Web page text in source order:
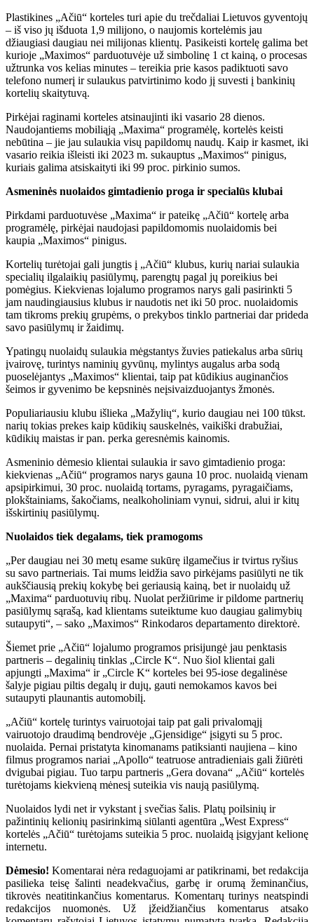
Plastikines „Ačiū“ korteles turi apie du trečdaliai Lietuvos gyventojų
– iš viso jų išduota 1,9 milijono, o naujomis kortelėmis jau
džiaugiasi daugiau nei milijonas klientų. Pasikeisti kortelę galima bet
kurioje „Maximos“ parduotuvėje už simbolinę 1 ct kainą, o procesas
užtrunka vos kelias minutes – tereikia prie kasos padiktuoti savo
telefono numerį ir sulaukus patvirtinimo kodo jį suvesti į bankinių
kortelių skaitytuvą.
Pirkėjai raginami korteles atsinaujinti iki vasario 28 dienos.
Naudojantiems mobiliąją „Maxima“ programėlę, kortelės keisti
nebūtina – jie jau sulaukia visų papildomų naudų. Kaip ir kasmet, iki
vasario reikia išleisti iki 2023 m. sukauptus „Maximos“ pinigus,
kuriais galima atsiskaityti iki 99 proc. pirkinio sumos.
Asmeninės nuolaidos gimtadienio proga ir specialūs klubai
Pirkdami parduotuvėse „Maxima“ ir pateikę „Ačiū“ kortelę arba
programėlę, pirkėjai naudojasi papildomomis nuolaidomis bei
kaupia „Maximos“ pinigus.
Kortelių turėtojai gali jungtis į „Ačiū“ klubus, kurių nariai sulaukia
specialių ilgalaikių pasiūlymų, parengtų pagal jų poreikius bei
pomėgius. Kiekvienas lojalumo programos narys gali pasirinkti 5
jam naudingiausius klubus ir naudotis net iki 50 proc. nuolaidomis
tam tikroms prekių grupėms, o prekybos tinklo partneriai dar prideda
savo pasiūlymų ir žaidimų.
Ypatingų nuolaidų sulaukia mėgstantys žuvies patiekalus arba sūrių
įvairovę, turintys naminių gyvūnų, mylintys augalus arba sodą
puoselėjantys „Maximos“ klientai, taip pat kūdikius auginančios
šeimos ir gyvenimo be kepsninės neįsivaizduojantys žmonės.
Populiariausiu klubu išlieka „Mažylių“, kurio daugiau nei 100 tūkst.
narių tokias prekes kaip kūdikių sauskelnės, vaikiški drabužiai,
kūdikių maistas ir pan. perka geresnėmis kainomis.
Asmeninio dėmesio klientai sulaukia ir savo gimtadienio proga:
kiekvienas „Ačiū“ programos narys gauna 10 proc. nuolaidą vienam
apsipirkimui, 30 proc. nuolaidą tortams, pyragams, pyragaičiams,
plokštainiams, šakočiams, nealkoholiniam vynui, sidrui, alui ir kitų
išskirtinių pasiūlymų.
Nuolaidos tiek degalams, tiek pramogoms
„Per daugiau nei 30 metų esame sukūrę ilgamečius ir tvirtus ryšius
su savo partneriais. Tai mums leidžia savo pirkėjams pasiūlyti ne tik
aukščiausią prekių kokybę bei geriausią kainą, bet ir nuolaidų už
„Maxima“ parduotuvių ribų. Nuolat peržiūrime ir pildome partnerių
pasiūlymų sąrašą, kad klientams suteiktume kuo daugiau galimybių
sutaupyti“, – sako „Maximos“ Rinkodaros departamento direktorė.
Šiemet prie „Ačiū“ lojalumo programos prisijungė jau penktasis
partneris – degalinių tinklas „Circle K“. Nuo šiol klientai gali
apjungti „Maxima“ ir „Circle K“ korteles bei 95-iose degalinėse
šalyje pigiau piltis degalų ir dujų, gauti nemokamos kavos bei
sutaupyti plaunantis automobilį.
„Ačiū“ kortelę turintys vairuotojai taip pat gali privalomąjį
vairuotojo draudimą bendrovėje „Gjensidige“ įsigyti su 5 proc.
nuolaida. Pernai pristatyta kinomanams patiksianti naujiena – kino
filmus programos nariai „Apollo“ teatruose antradieniais gali žiūrėti
dvigubai pigiau. Tuo tarpu partneris „Gera dovana“ „Ačiū“ kortelės
turėtojams kiekvieną mėnesį suteikia vis naują pasiūlymą.
Nuolaidos lydi net ir vykstant į svečias šalis. Platų poilsinių ir
pažintinių kelionių pasirinkimą siūlanti agentūra „West Express“
kortelės „Ačiū“ turėtojams suteikia 5 proc. nuolaidą įsigyjant kelionę
internetu.
Dėmesio! Komentarai nėra redaguojami ar patikrinami, bet redakcija
pasilieka teisę šalinti neadekvačius, garbę ir orumą žeminančius,
tikrovės neatitinkančius komentarus. Komentarų turinys neatspindi
redakcijos nuomonės. Už įžeidžiančius komentarus atsako